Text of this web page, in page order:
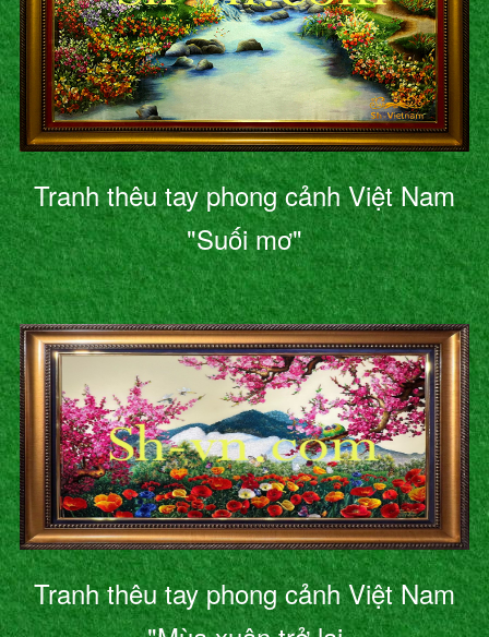
Tranh thêu tay phong cảnh Việt Nam
"Suối mơ"
Tranh thêu tay phong cảnh Việt Nam